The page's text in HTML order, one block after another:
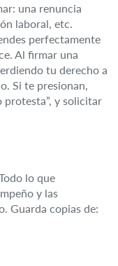
una renuncia
laboral, etc.
perfectamente
Al firmar una
tu derecho a
Si te presionan,
protesta”, y solicitar
lo que
y las
Guarda copias de: